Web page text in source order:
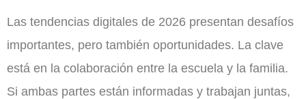
Las tendencias digitales de 2026 presentan desafíos
importantes, pero también oportunidades. La clave
está en la colaboración entre la escuela y la familia.
Si ambas partes están informadas y trabajan juntas,